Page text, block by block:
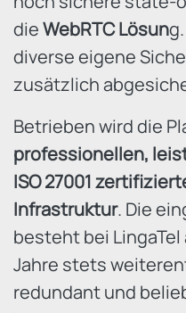
dieWebRTC Lösun
diverse eigene
zusätzlich
Betrieben wird die
professionellen,
ISO 27001
Infrastruktur. Die
besteht bei
Jahre stets
redundant und